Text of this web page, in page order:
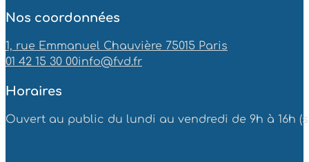
Nos coordonnées
1, rue Emmanuel Chauvière 75015 Paris
01 42 15 30 00info@fvd.fr
Horaires
Ouvert au public du lundi au vendredi de 9h à 16h